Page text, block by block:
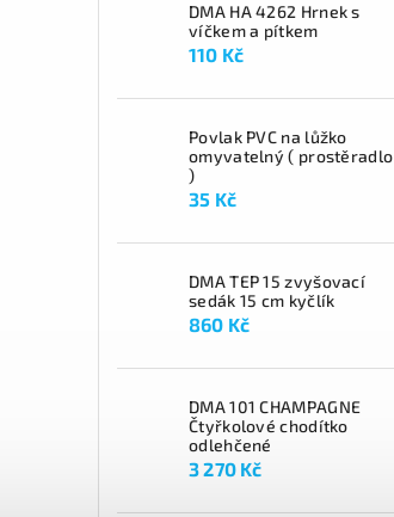
DMA HA 4262 Hrnek s
víčkem a pítkem
110 Kč
Povlak PVC na lůžko
omyvatelný ( prostěradlo
)
35 Kč
DMA TEP 15 zvyšovací
sedák 15 cm kyčlík
860 Kč
DMA 101 CHAMPAGNE
Čtyřkolové chodítko
odlehčené
3 270 Kč